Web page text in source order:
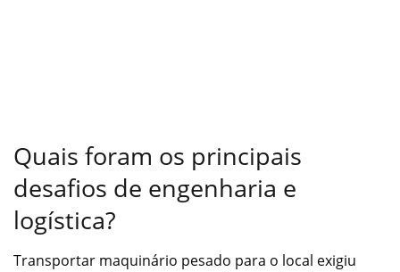
Quais foram os principais
desafios de engenharia e
logística?
Transportar maquinário pesado para o local exigiu